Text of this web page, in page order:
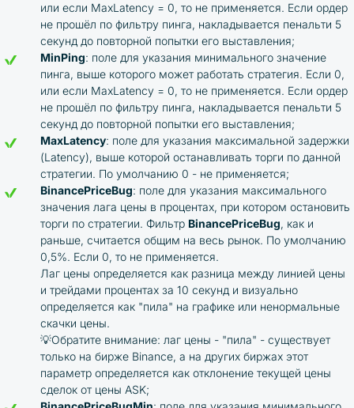
или если MaxLatency = 0, то не применяется. Если ордер
не прошёл по фильтру пинга, накладывается пенальти 5
секунд до повторной попытки его выставления;
MinPing: поле для указания минимального значение
пинга, выше которого может работать стратегия. Если 0,
или если MaxLatency = 0, то не применяется. Если ордер
не прошёл по фильтру пинга, накладывается пенальти 5
секунд до повторной попытки его выставления;
MaxLatency: поле для указания максимальной задержки
(Latency), выше которой останавливать торги по данной
стратегии. По умолчанию 0 - не применяется;
BinancePriceBug: поле для указания максимального
значения лага цены в процентах, при котором остановить
торги по стратегии. Фильтр BinancePriceBug, как и
раньше, считается общим на весь рынок. По умолчанию
0,5%. Если 0, то не применяется.
Лаг цены определяется как разница между линией цены
и трейдами процентах за 10 секунд и визуально
определяется как "пила" на графике или ненормальные
скачки цены.
💡Обратите внимание: лаг цены - "пила" - существует
только на бирже Binance, а на других биржах этот
параметр определяется как отклонение текущей цены
сделок от цены ASK;